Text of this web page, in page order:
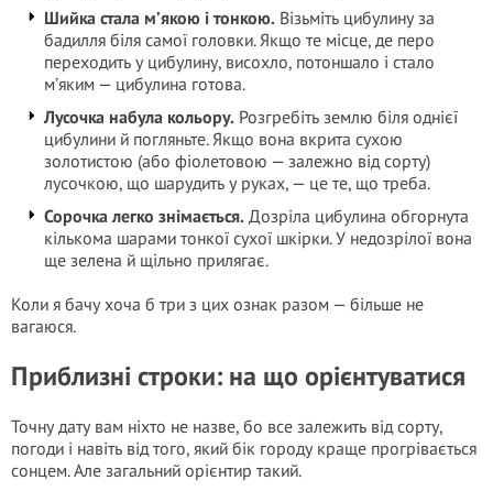
Шийка стала м’якою і тонкою. Візьміть цибулину за
бадилля біля самої головки. Якщо те місце, де перо
переходить у цибулину, висохло, потоншало і стало
м’яким — цибулина готова.
Лусочка набула кольору. Розгребіть землю біля однієї
цибулини й погляньте. Якщо вона вкрита сухою
золотистою (або фіолетовою — залежно від сорту)
лусочкою, що шарудить у руках, — це те, що треба.
Сорочка легко знімається. Дозріла цибулина обгорнута
кількома шарами тонкої сухої шкірки. У недозрілої вона
ще зелена й щільно прилягає.
Коли я бачу хоча б три з цих ознак разом — більше не
вагаюся.
Приблизні строки: на що орієнтуватися
Точну дату вам ніхто не назве, бо все залежить від сорту,
погоди і навіть від того, який бік городу краще прогрівається
сонцем. Але загальний орієнтир такий.